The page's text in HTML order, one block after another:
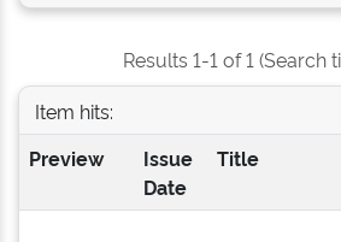
Results 1-1 of 1 (Search
Item hits:
Preview
Issue
Date
Title